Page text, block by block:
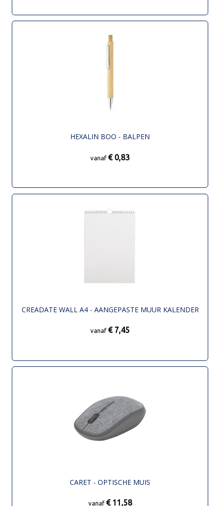
HEXALIN BOO - BALPEN
vanaf € 0,83
CREADATE WALL A4 - AANGEPASTE MUUR KALENDER
vanaf € 7,45
CARET - OPTISCHE MUIS
vanaf € 11,58